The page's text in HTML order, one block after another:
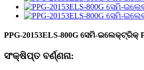
PPG-20153ELS-800G ସେମି-ଇଲେକ୍ଟ୍ରିକ୍
ସଂକ୍ଷିପ୍ତ ବର୍ଣ୍ଣନା: